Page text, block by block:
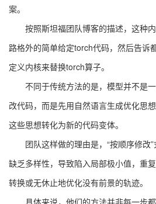
案。
按照斯坦福团队博客的描述，这种内
路格外的简单给定torch代码，然后告诉
定义内核来替换torch算子。
不同于传统方法的是，模型并不是
改代码，而是先用自然语言生成优化思
这些思想转化为新的代码变体。
团队这样做的理由是，“按顺序修改”
缺乏多样性，导致陷入局部极小值，重
转换或无休止地优化没有前景的轨迹。
具体来说，他们的方法并非每一步